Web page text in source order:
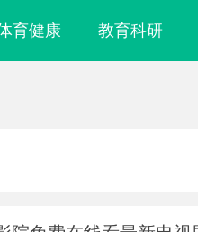
育健康 教育科研